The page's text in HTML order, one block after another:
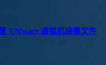
VMware 虚拟机映像文件